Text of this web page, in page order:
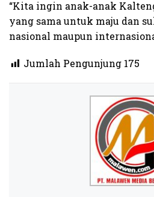
“Kita ingin anak-anak
yang sama untuk maju dan
nasional maupun
Jumlah Pengunjung 175